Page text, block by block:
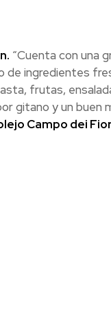
“Cuenta con una
ingredientes
frutas,
gitano y un buen
Campo dei